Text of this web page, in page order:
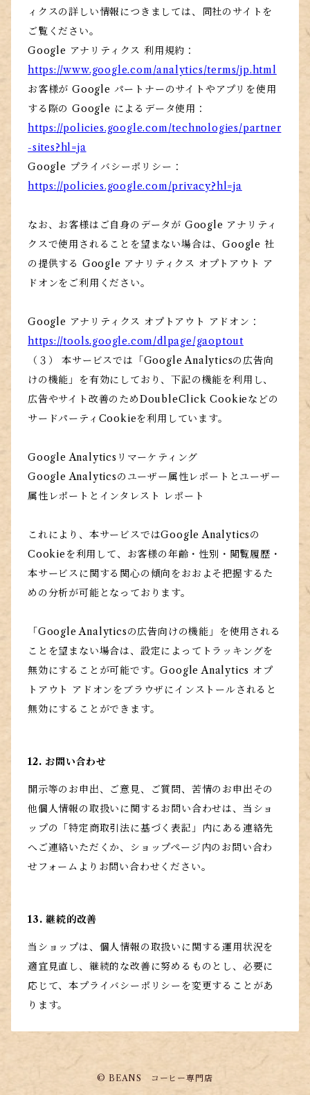
ィクスの詳しい情報につきましては、同社のサイトを
ご覧ください。
Google アナリティクス 利用規約：
https://www.google.com/analytics/terms/jp.html
お客様が Google パートナーのサイトやアプリを使用
する際の Google によるデータ使用：
https://policies.google.com/technologies/partner
-sites?hl=ja
Google プライバシーポリシー：
https://policies.google.com/privacy?hl=ja
なお、お客様はご自身のデータが Google アナリティ
クスで使用されることを望まない場合は、Google 社
の提供する Google アナリティクス オプトアウト ア
ドオンをご利用ください。
Google アナリティクス オプトアウト アドオン：
https://tools.google.com/dlpage/gaoptout
（３） 本サービスでは「Google Analyticsの広告向
けの機能」を有効にしており、下記の機能を利用し、
広告やサイト改善のためDoubleClick Cookieなどの
サードパーティCookieを利用しています。
Google Analyticsリマーケティング
Google Analyticsのユーザー属性レポートとユーザー
属性レポートとインタレスト レポート
これにより、本サービスではGoogle Analyticsの
Cookieを利用して、お客様の年齢・性別・閲覧履歴・
本サービスに関する関心の傾向をおおよそ把握するた
めの分析が可能となっております。
「Google Analyticsの広告向けの機能」を使用される
ことを望まない場合は、設定によってトラッキングを
無効にすることが可能です。Google Analytics オプ
トアウト アドオンをブラウザにインストールされると
無効にすることができます。
12. お問い合わせ
開示等のお申出、ご意見、ご質問、苦情のお申出その
他個人情報の取扱いに関するお問い合わせは、当ショ
ップの「特定商取引法に基づく表記」内にある連絡先
へご連絡いただくか、ショップページ内のお問い合わ
せフォームよりお問い合わせください。
13. 継続的改善
当ショップは、個人情報の取扱いに関する運用状況を
適宜見直し、継続的な改善に努めるものとし、必要に
応じて、本プライバシーポリシーを変更することがあ
ります。
© BEANS コーヒー専門店